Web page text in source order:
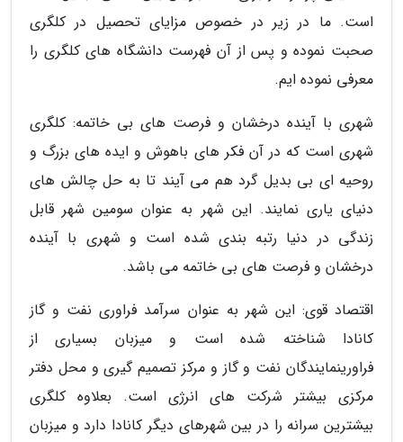
است. ما در زیر در خصوص مزایای تحصیل در کلگری
صحبت نموده و پس از آن فهرست دانشگاه های کلگری را
معرفی نموده ایم.
شهری با آینده درخشان و فرصت های بی خاتمه: کلگری
شهری است که در آن فکر های باهوش و ایده های بزرگ و
روحیه ای بی بدیل گرد هم می آیند تا به حل چالش های
دنیای یاری نمایند. این شهر به عنوان سومین شهر قابل
زندگی در دنیا رتبه بندی شده است و شهری با آینده
درخشان و فرصت های بی خاتمه می باشد.
اقتصاد قوی: این شهر به عنوان سرآمد فراوری نفت و گاز
کانادا شناخته شده است و میزبان بسیاری از
فراورینمایندگان نفت و گاز و مرکز تصمیم گیری و محل دفتر
مرکزی بیشتر شرکت های انرژی است. بعلاوه کلگری
بیشترین سرانه را در بین شهرهای دیگر کانادا دارد و میزبان